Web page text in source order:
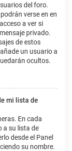
del foro.
verse en en
a ver si
privado.
de estos
un usuario a
ocultos.
mi lista de
En cada
a su lista de
desde el Panel
su nombre.